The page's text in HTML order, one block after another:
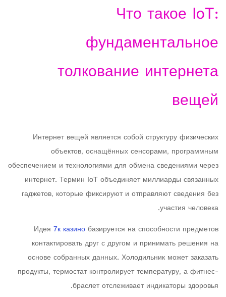
Что такое IoT:
фундаментальное
толкование интернета
вещей
Интернет вещей является собой структуру физических
объектов, оснащённых сенсорами, программным
обеспечением и технологиями для обмена сведениями через
интернет. Термин IoT объединяет миллиарды связанных
гаджетов, которые фиксируют и отправляют сведения без
участия человека.
Идея 7к казинобазируется на способности предметов
контактировать друг с другом и принимать решения на
основе собранных данных. Холодильник может заказать
продукты, термостат контролирует температуру, а фитнес-
браслет отслеживает индикаторы здоровья.